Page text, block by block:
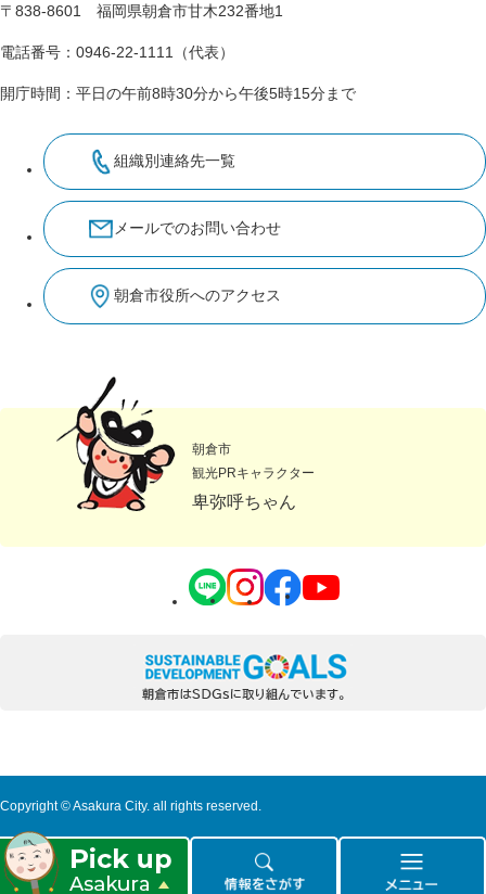
ピ
〒838-8601 福岡県朝倉市甘木232番地1
電話番号：0946-22-1111（代表）
開庁時間：平日の午前8時30分から午後5時15分まで
組織別連絡先一覧
メールでのお問い合わせ
朝倉市役所へのアクセス
朝倉市
観光PRキャラクター
卑弥呼ちゃん
Copyright © Asakura City. all rights reserved.